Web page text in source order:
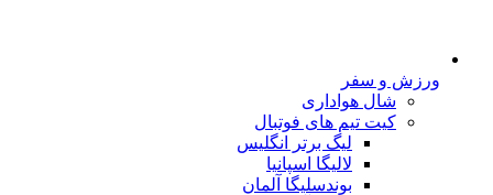
ورزش و سفر
شال هواداری
کیت تیم های فوتبال
لیگ برتر انگلیس
لالیگا اسپانیا
بوندسلیگا آلمان